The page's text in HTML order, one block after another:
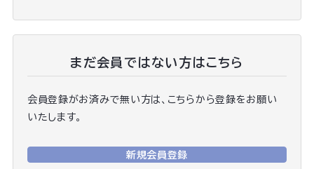
まだ会員ではない方はこちら
会員登録がお済みで無い方は、こちらから登録をお願い
いたします。
新規会員登録